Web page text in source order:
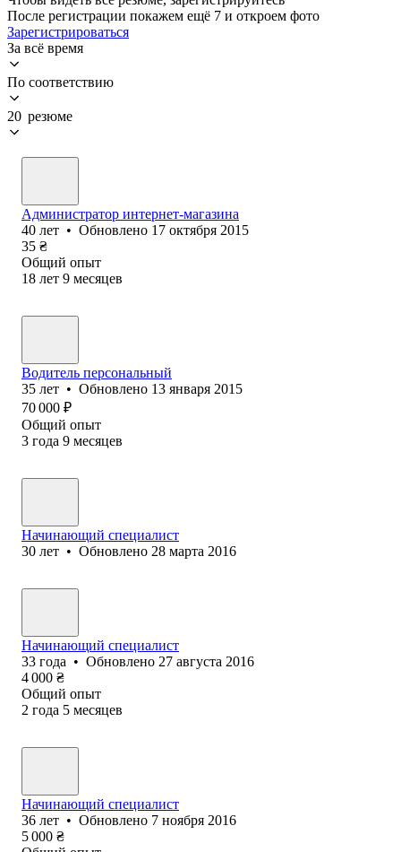
После регистрации покажем ещё 7 и откроем фото
Зарегистрироваться
За всё время
По соответствию
20 резюме
Администратор интернет-магазина
40 лет • Обновлено 17 октября 2015
35 ₴
Общий опыт
18 лет 9 месяцев
Водитель персональный
35 лет • Обновлено 13 января 2015
70 000 ₽
Общий опыт
3 года 9 месяцев
Начинающий специалист
30 лет • Обновлено 28 марта 2016
Начинающий специалист
33 года • Обновлено 27 августа 2016
4 000 ₴
Общий опыт
2 года 5 месяцев
Начинающий специалист
36 лет • Обновлено 7 ноября 2016
5 000 ₴